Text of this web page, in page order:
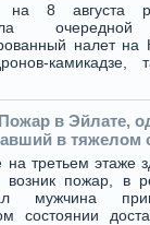
8 августа
очередной
налет на
камикадзе,
Пожар в Эйлате,
в тяжелом
на третьем этаже
пожар, в
мужчина
состоянии